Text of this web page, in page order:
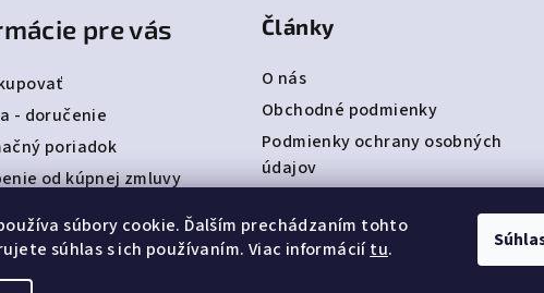
súbory cookie. Ďalším prechádzaním tohto
súhlas s ich používaním. Viac informáciítu.
pre vás
- doručenie
poriadok
od kúpnej zmluvy
Články
O nás
Obchodné podmienky
Podmienky ochrany osobných
údajov